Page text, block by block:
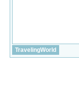
TravelingWorld